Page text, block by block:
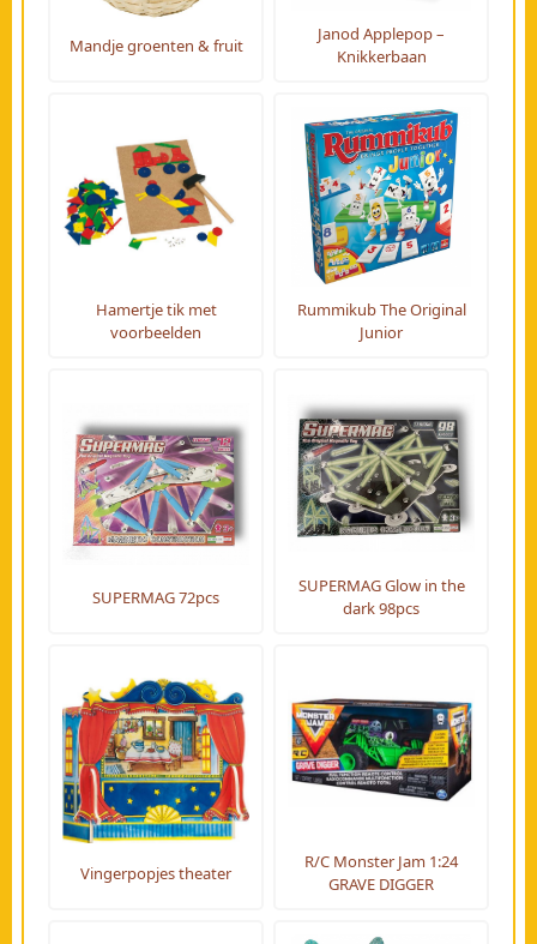
Mandje groenten & fruit
Janod Applepop –
Knikkerbaan
Hamertje tik met
voorbeelden
Rummikub The Original
Junior
SUPERMAG 72pcs
SUPERMAG Glow in the
dark 98pcs
Vingerpopjes theater
R/C Monster Jam 1:24
GRAVE DIGGER